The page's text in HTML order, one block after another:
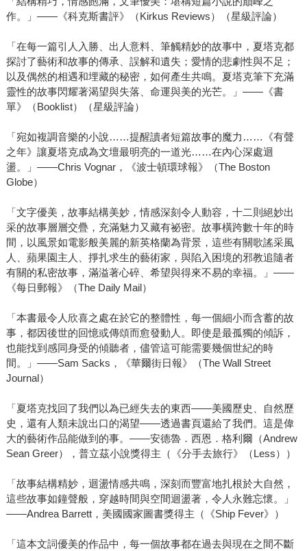
作。」——《科克斯書評》（Kirkus Reviews）（星級評論）
「在每一篇引人入勝、出人意料、筆觸精妙的故事中，夏塔克都
探討了藝術和故事的傳承、誤解和遺失；愛情的悲劇性與不足；
以及偶然的相遇和埋藏的秘密，如何產生共鳴。夏塔克筆下充滿
靈性的故事閃耀著渴望與失落、命運與美的光芒。」——《書
單》（Booklist）（星級評論）
「宛如複調音樂的小說……提醒讀者短篇故事的魔力……《有聲
之年》讓夏塔克成為文壇最明亮的一道光……在內心深處迴
盪。」——Chris Vognar，《波士頓環球報》（The Boston
Globe）
「文字優美，故事結構美妙，情感深刻令人動容，十二則絕妙出
采的故事層層交疊，充滿魅力又藏有祕密。故事橫跨數十年的時
間，以風景如電影般美麗的新英格蘭為背景，這些有關歌謠采風
人、蘋果園主人、掙扎求生的藝術家，與陷入困境的邪教追隨者
有關的私密故事，滿溢著心碎、希望與得來不易的幸福。」——
《每日郵報》（The Daily Mail）
「本書最令人欣喜之處在於它的整體性，每一個細小而含蓄的故
事，都因後世的回憶或傳頌而愈發動人。即使是最孤獨的傾訴，
也能找到感同身受的傾聽者，儘管這可能需要幾個世紀的時
間。」——Sam Sacks，《華爾街日報》（The Wall Street
Journal）
「夏塔克找回了我們以為已經失去的東西——美國歷史、自然歷
史，還有人類未說出口的渴望——透過書頁還給了我們。這是偉
大的藝術作品能做到的事。——安德魯．西恩．格利爾（Andrew
Sean Greer），普立茲小說獎得主（《分手去旅行》（Less））
「故事結構精妙，迴盪情感共鳴，深刻而豐富地扎根於大自然，
這些故事如鐘聲般，穿越時間與空間迴盪著，令人永難忘懷。」
——Andrea Barrett，美國國家圖書獎得主（《Ship Fever》）
「這本文詞優美的作品中，每一個故事都在過去與現在之間不斷